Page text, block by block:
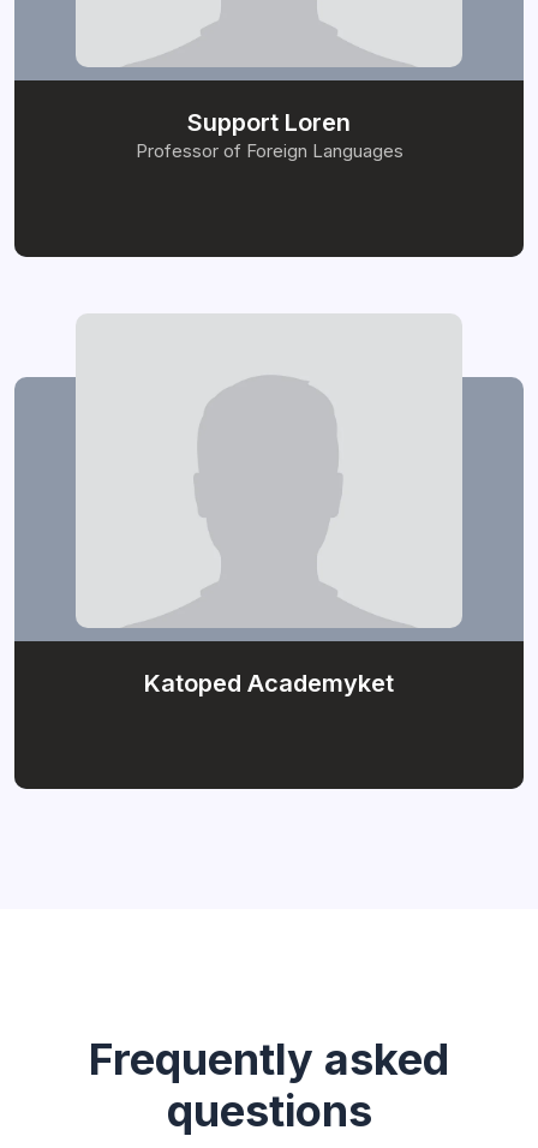
Support Loren
Professor of Foreign Languages
Katoped Academyket
Frequently asked
questions